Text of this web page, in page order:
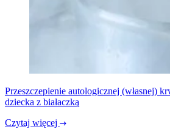
Przeszczepienie autologicznej (własnej)
dziecka z białaczką
Czytaj więcej